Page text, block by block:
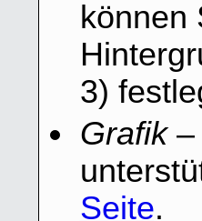
können
3)
Grafik–
Seite.